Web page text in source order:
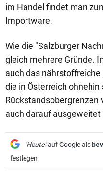
im Handel findet man
Importware.
Wie die "Salzburger
gleich mehrere Gründe.
auch das
die in Österreich ohnehin
auch darauf ausgeweitet
"Heute"auf Google als
festlegen